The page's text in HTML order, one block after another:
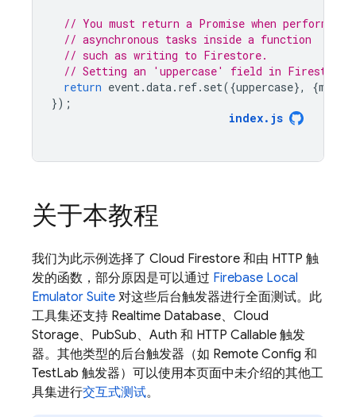
// You must return a Promise when performing
// asynchronous tasks inside a function
// such as writing to Firestore.
// Setting an 'uppercase' field in Firestore
return event.data. ref. set({uppercase}, {merge
});
index. js
关于本教程
我们为此示例选择了 Cloud Firestore 和由 HTTP 触
发的函数，部分原因是可以通过 Firebase Local
Emulator Suite 对这些后台触发器进行全面测试。此
工具集还支持 Realtime Database、 Cloud
Storage、PubSub、Auth 和 HTTP Callable 触发
器。其他类型的后台触发器（如 Remote Config 和
TestLab 触发器）可以使用本页面中未介绍的其他工
具集进行交互式测试。